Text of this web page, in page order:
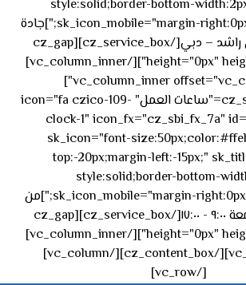
style:solid;border-bottom-
sk_icon_mobile="margin-right:0px;margin-left:0px;"]جادة
الشيخ محمد بن راشد – دبي[/cz_service_box][cz_gap
height="0px" height_tablet="50px"][/vc_column_inner]
[vc_column_inner offset="vc_col-md-4"]
[cz_service_box title="ساعات العمل" icon="fa czico-109-
clock-1" icon_fx="cz_sbi_fx_7a"
sk_icon="font-
top:-20px;margin-left:-15px;"
style:solid;border-bottom-
sk_icon_mobile="margin-right:0px;margin-left:0px;"]من
الاثنين إلى الجمعة ٩:٠٠ - ١٧:٠٠[/cz_service_box][cz_gap
height="0px" height_tablet="50px"][/vc_column_inner]
[/vc_row_inner][/cz_content_box][/vc_column]
[/vc_row]